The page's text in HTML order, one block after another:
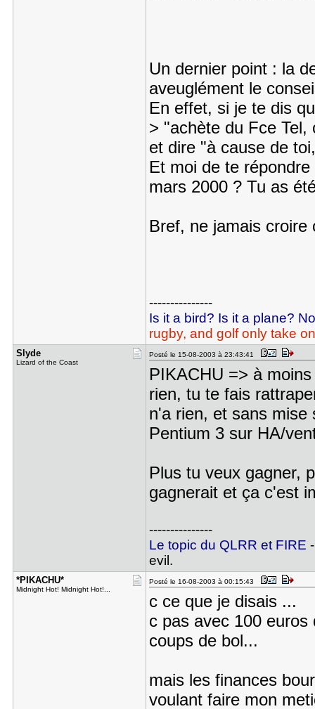
Un dernier point : la
aveuglément le
En effet, si je te dis
> "achète du Fce
et dire "à cause de
Et moi de te
mars 2000 ? Tu as
Bref, ne jamais croire
---------------
Is it a bird? Is it a plane?
rugby, and golf only take
Slyde
Lizard of the Coast
Posté le 15-08-2003 à 23:43:41
PIKACHU => à
rien, tu te fais
n'a rien, et sans mise
Pentium 3 sur HA/
Plus tu veux gagner,
gagnerait et ça c'est
---------------
Le topic du QLRR et FIRE
evil.
*PIKACHU*
Midnight Hot! Midnight Hot!...
Posté le 16-08-2003 à 00:15:43
c ce que je disais ...
c pas avec 100
coups de bol...
mais les finances
voulant faire mon